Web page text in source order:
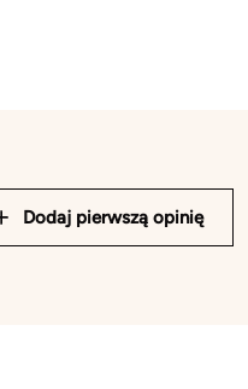
Dodaj pierwszą opinię